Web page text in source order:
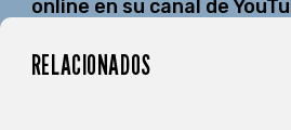
online en su canal de
RELACIONADOS